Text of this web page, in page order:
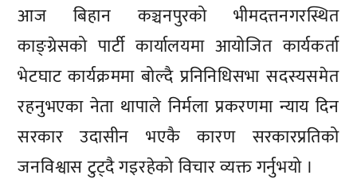
आज बिहान कञ्चनपुरको भीमदत्तनगरस्थित
काङ्ग्रेसको पार्टी कार्यालयमा आयोजित कार्यकर्ता
भेटघाट कार्यक्रममा बोल्दै प्रनिनिधिसभा सदस्यसमेत
रहनुभएका नेता थापाले निर्मला प्रकरणमा न्याय दिन
सरकार उदासीन भएकै कारण सरकारप्रतिको
जनविश्वास टुट्दै गइरहेको विचार व्यक्त गर्नुभयो ।